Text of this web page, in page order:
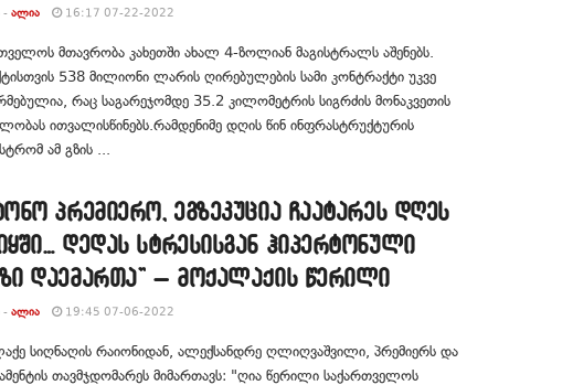
- ᲐᲚᲘᲐ 16:17 07-22-2022
მთავრობა კახეთში ახალ 4-ზოლიან მაგისტრალს აშენებს.
538 მილიონი ლარის ღირებულების სამი კონტრაქტი უკვე
რაც საგარეჯომდე 35.2 კილომეტრის სიგრძის მონაკვეთის
ითვალისწინებს.რამდენიმე დღის წინ ინფრასტრუქტურის
ამ გზის ...
პრემიერო, ეგზეკუცია ჩაატარეს დღეს
დედას სტრესისგან ჰიპერტონული
დაემართა” – მოქალაქის წერილი
- ᲐᲚᲘᲐ 19:45 07-06-2022
სიღნაღის რაიონიდან, ალექსანდრე ღლიღვაშვილი, პრემიერს და
თავმჯდომარეს მიმართავს: "ღია წერილი საქართველოს